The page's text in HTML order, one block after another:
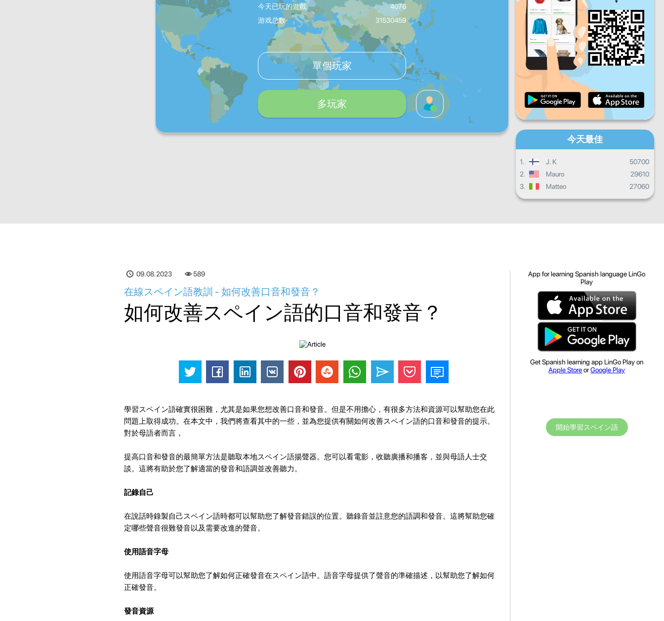
今天已玩的遊戲
4076
游戏总数
31530459
單個玩家
多玩家
星期六 星期天
每日进度
每月进度
總體進度
今天最佳
1. J. K
50700
2.
Mauro
29610
3.
Matteo 27060
09.08.2023 589
在線スペイン語教訓 - 如何改善口音和發音？
如何改善スペイン語的口音和發音？
學習スペイン語確實很困難，尤其是如果您想改善口音和發音。但是不用擔心，有很多方法和資源可以幫助您在此
問題上取得成功。在本文中，我們將查看其中的一些，並為您提供有關如何改善スペイン語的口音和發音的提示。
對於母語者而言，
提高口音和發音的最簡單方法是聽取本地スペイン語揚聲器。您可以看電影，收聽廣播和播客，並與母語人士交
談。這將有助於您了解適當的發音和語調並改善聽力。
記錄自己
在說話時錄製自己スペイン語時都可以幫助您了解發音錯誤的位置。聽錄音並註意您的語調和發音。這將幫助您確
定哪些聲音很難發音以及需要改進的聲音。
使用語音字母
使用語音字母可以幫助您了解如何正確發音在スペイン語中。語音字母提供了聲音的準確描述，以幫助您了解如何
正確發音。
發音資源
App for learning Spanish language LinGo
Play
Get Spanish learning app LinGo Play on
Apple StoreorGoogle Play
開始學習スペイン語